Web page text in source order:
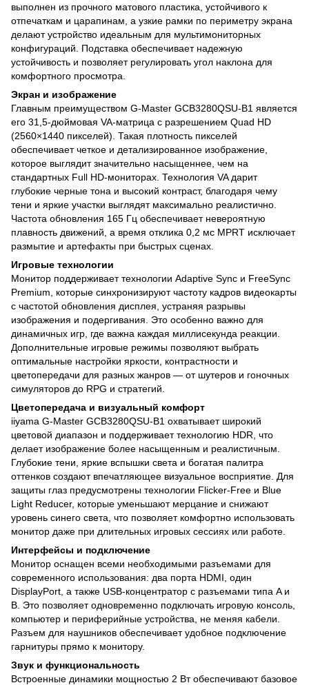
выполнен из прочного матового пластика, устойчивого к
отпечаткам и царапинам, а узкие рамки по периметру экрана
делают устройство идеальным для мультимониторных
конфигураций. Подставка обеспечивает надежную
устойчивость и позволяет регулировать угол наклона для
комфортного просмотра.
Экран и изображение
Главным преимуществом G-Master GCB3280QSU-B1 является
его 31,5-дюймовая VA-матрица с разрешением Quad HD
(2560×1440 пикселей). Такая плотность пикселей
обеспечивает четкое и детализированное изображение,
которое выглядит значительно насыщеннее, чем на
стандартных Full HD-мониторах. Технология VA дарит
глубокие черные тона и высокий контраст, благодаря чему
тени и яркие участки выглядят максимально реалистично.
Частота обновления 165 Гц обеспечивает невероятную
плавность движений, а время отклика 0,2 мс MPRT исключает
размытие и артефакты при быстрых сценах.
Игровые технологии
Монитор поддерживает технологии Adaptive Sync и FreeSync
Premium, которые синхронизируют частоту кадров видеокарты
с частотой обновления дисплея, устраняя разрывы
изображения и подергивания. Это особенно важно для
динамичных игр, где важна каждая миллисекунда реакции.
Дополнительные игровые режимы позволяют выбрать
оптимальные настройки яркости, контрастности и
цветопередачи для разных жанров — от шутеров и гоночных
симуляторов до RPG и стратегий.
Цветопередача и визуальный комфорт
iiyama G-Master GCB3280QSU-B1 охватывает широкий
цветовой диапазон и поддерживает технологию HDR, что
делает изображение более насыщенным и реалистичным.
Глубокие тени, яркие вспышки света и богатая палитра
оттенков создают впечатляющее визуальное восприятие. Для
защиты глаз предусмотрены технологии Flicker-Free и Blue
Light Reducer, которые уменьшают мерцание и снижают
уровень синего света, что позволяет комфортно использовать
монитор даже при длительных игровых сессиях или работе.
Интерфейсы и подключение
Монитор оснащен всеми необходимыми разъемами для
современного использования: два порта HDMI, один
DisplayPort, а также USB-концентратор с разъемами типа A и
B. Это позволяет одновременно подключать игровую консоль,
компьютер и периферийные устройства, не меняя кабели.
Разъем для наушников обеспечивает удобное подключение
гарнитуры прямо к монитору.
Звук и функциональность
Встроенные динамики мощностью 2 Вт обеспечивают базовое